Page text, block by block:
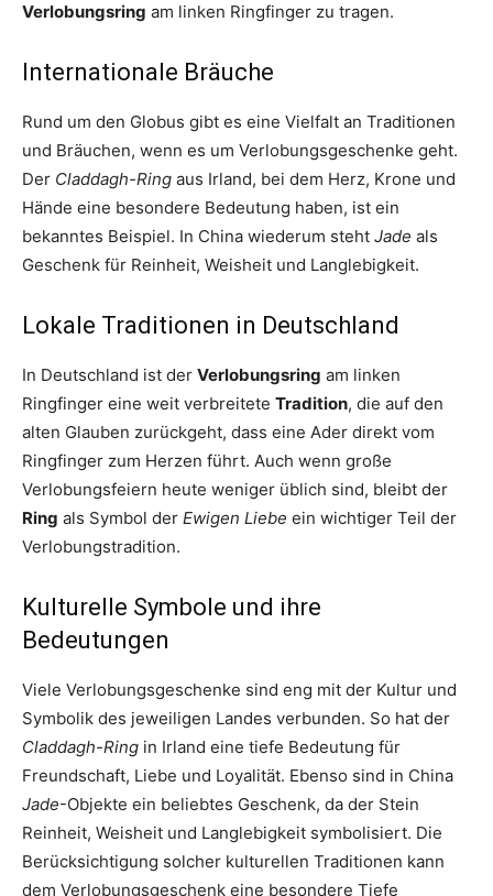
Verlobungsring am linken Ringfinger zu tragen.
Internationale Bräuche
Rund um den Globus gibt es eine Vielfalt an Traditionen
und Bräuchen, wenn es um Verlobungsgeschenke geht.
Der Claddagh-Ring aus Irland, bei dem Herz, Krone und
Hände eine besondere Bedeutung haben, ist ein
bekanntes Beispiel. In China wiederum steht Jade als
Geschenk für Reinheit, Weisheit und Langlebigkeit.
Lokale Traditionen in Deutschland
In Deutschland ist der Verlobungsring am linken
Ringfinger eine weit verbreitete Tradition, die auf den
alten Glauben zurückgeht, dass eine Ader direkt vom
Ringfinger zum Herzen führt. Auch wenn große
Verlobungsfeiern heute weniger üblich sind, bleibt der
Ring als Symbol der Ewigen Liebe ein wichtiger Teil der
Verlobungstradition.
Kulturelle Symbole und ihre
Bedeutungen
Viele Verlobungsgeschenke sind eng mit der Kultur und
Symbolik des jeweiligen Landes verbunden. So hat der
Claddagh-Ring in Irland eine tiefe Bedeutung für
Freundschaft, Liebe und Loyalität. Ebenso sind in China
Jade-Objekte ein beliebtes Geschenk, da der Stein
Reinheit, Weisheit und Langlebigkeit symbolisiert. Die
Berücksichtigung solcher kulturellen Traditionen kann
dem Verlobungsgeschenk eine besondere Tiefe